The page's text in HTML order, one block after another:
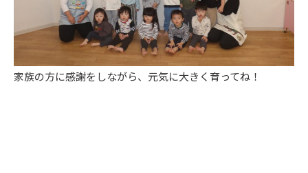
家族の方に感謝をしながら、元気に大きく育ってね！